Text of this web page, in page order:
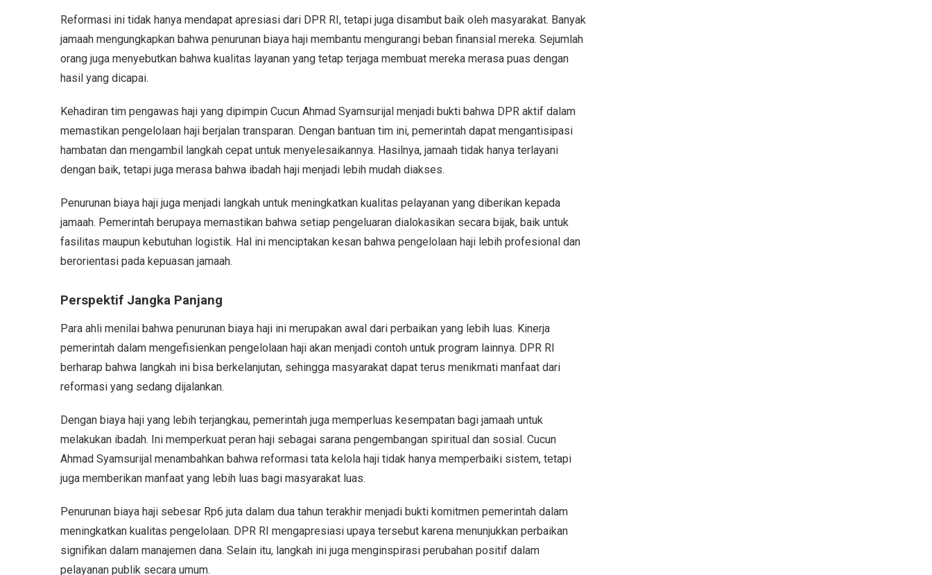
Reformasi ini tidak hanya mendapat apresiasi dari DPR RI, tetapi juga disambut baik oleh masyarakat. Banyak
jamaah mengungkapkan bahwa penurunan biaya haji membantu mengurangi beban finansial mereka. Sejumlah
orang juga menyebutkan bahwa kualitas layanan yang tetap terjaga membuat mereka merasa puas dengan
hasil yang dicapai.
Kehadiran tim pengawas haji yang dipimpin Cucun Ahmad Syamsurijal menjadi bukti bahwa DPR aktif dalam
memastikan pengelolaan haji berjalan transparan. Dengan bantuan tim ini, pemerintah dapat mengantisipasi
hambatan dan mengambil langkah cepat untuk menyelesaikannya. Hasilnya, jamaah tidak hanya terlayani
dengan baik, tetapi juga merasa bahwa ibadah haji menjadi lebih mudah diakses.
Penurunan biaya haji juga menjadi langkah untuk meningkatkan kualitas pelayanan yang diberikan kepada
jamaah. Pemerintah berupaya memastikan bahwa setiap pengeluaran dialokasikan secara bijak, baik untuk
fasilitas maupun kebutuhan logistik. Hal ini menciptakan kesan bahwa pengelolaan haji lebih profesional dan
berorientasi pada kepuasan jamaah.
Perspektif Jangka Panjang
Para ahli menilai bahwa penurunan biaya haji ini merupakan awal dari perbaikan yang lebih luas. Kinerja
pemerintah dalam mengefisienkan pengelolaan haji akan menjadi contoh untuk program lainnya. DPR RI
berharap bahwa langkah ini bisa berkelanjutan, sehingga masyarakat dapat terus menikmati manfaat dari
reformasi yang sedang dijalankan.
Dengan biaya haji yang lebih terjangkau, pemerintah juga memperluas kesempatan bagi jamaah untuk
melakukan ibadah. Ini memperkuat peran haji sebagai sarana pengembangan spiritual dan sosial. Cucun
Ahmad Syamsurijal menambahkan bahwa reformasi tata kelola haji tidak hanya memperbaiki sistem, tetapi
juga memberikan manfaat yang lebih luas bagi masyarakat luas.
Penurunan biaya haji sebesar Rp6 juta dalam dua tahun terakhir menjadi bukti komitmen pemerintah dalam
meningkatkan kualitas pengelolaan. DPR RI mengapresiasi upaya tersebut karena menunjukkan perbaikan
signifikan dalam manajemen dana. Selain itu, langkah ini juga menginspirasi perubahan positif dalam
pelayanan publik secara umum.